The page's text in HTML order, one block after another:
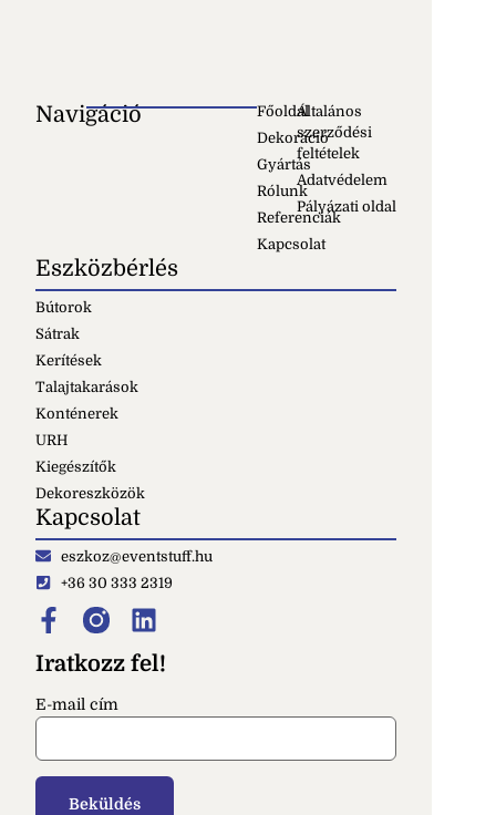
Navigáció
Főoldal
Dekoráció
Gyártás
Rólunk
Referenciák
Kapcsolat
Általános
szerződési
feltételek
Adatvédelem
Pályázati oldal
Eszközbérlés
Bútorok
Sátrak
Kerítések
Talajtakarások
Konténerek
URH
Kiegészítők
Dekoreszközök
Kapcsolat
eszkoz@eventstuff.hu
+36 30 333 2319
Iratkozz fel!
E-mail cím